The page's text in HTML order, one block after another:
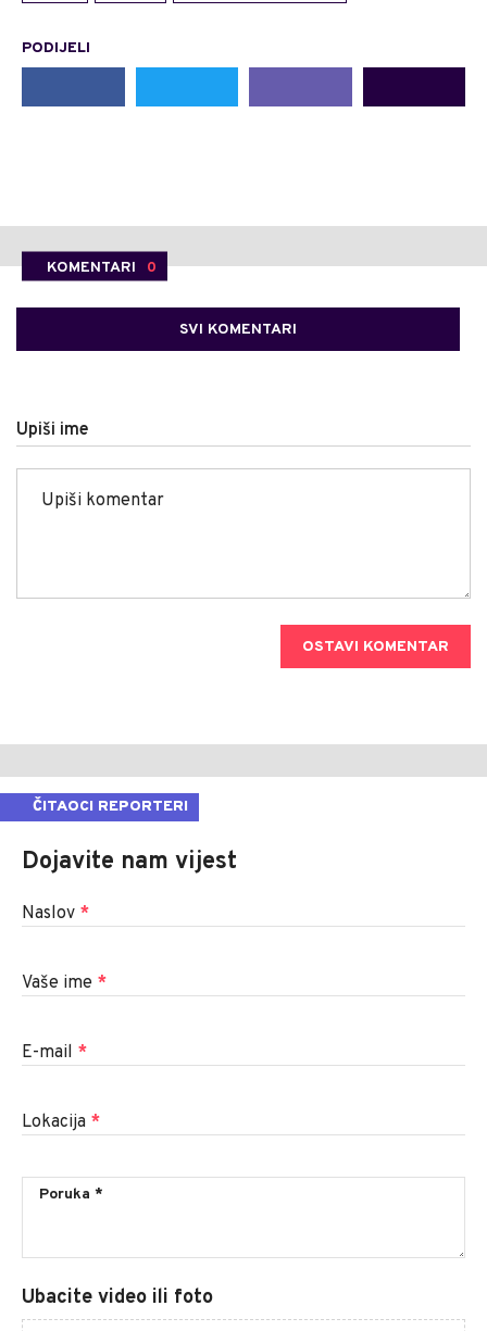
PODIJELI
KOMENTARI 0
SVI KOMENTARI
Upiši ime
OSTAVI KOMENTAR
ČITAOCI REPORTERI
Dojavite nam vijest
Naslov *
Vaše ime *
E-mail *
Lokacija *
Ubacite video ili foto